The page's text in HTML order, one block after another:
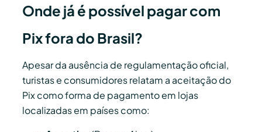
Onde já é possível pagar com
Pix fora do Brasil?
Apesar da ausência de regulamentação oficial,
turistas e consumidores relatam a aceitação do
Pix como forma de pagamento em lojas
localizadas em países como: